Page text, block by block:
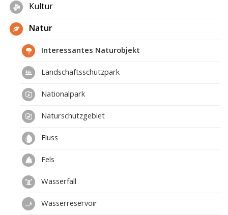
Kultur
Natur
Interessantes Naturobjekt
Landschaftsschutzpark
Nationalpark
Naturschutzgebiet
Fluss
Fels
Wasserfall
Wasserreservoir